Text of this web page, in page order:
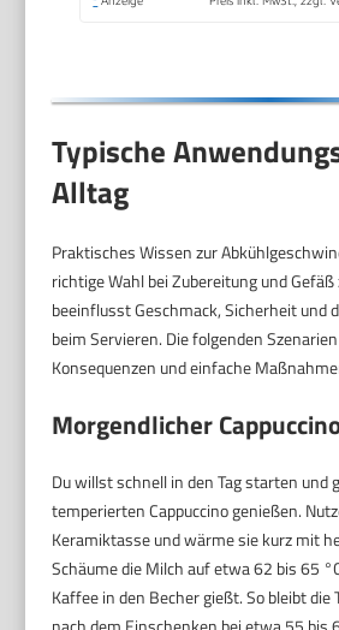
Typische
Alltag
Praktisches Wissen zur
richtige Wahl bei Zubereitung und
beeinflusst Geschmack, Sicherheit und
beim Servieren. Die folgenden
Konsequenzen und einfache
Morgendlicher
Du willst schnell in den Tag starten und
temperierten Cappuccino genießen.
Keramiktasse und wärme sie kurz mit
Schäume die Milch auf etwa 62 bis 65
Kaffee in den Becher gießt. So bleibt